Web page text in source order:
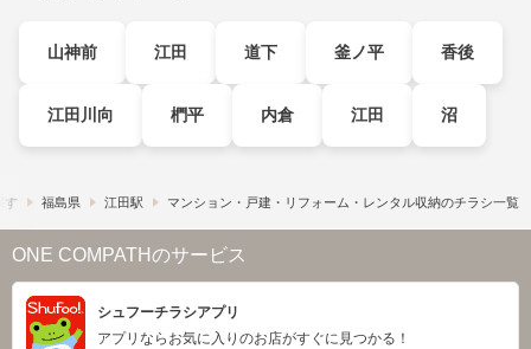
山神前 江田 道下 釜ノ平 香後
江田川向 椚平 内倉 江田 沼
す 福島県 江田駅 マンション・戸建・リフォーム・レンタル収納のチラシ一覧
ONE COMPATHのサービス
シュフーチラシアプリ
アプリならお気に入りのお店がすぐに見つかる！